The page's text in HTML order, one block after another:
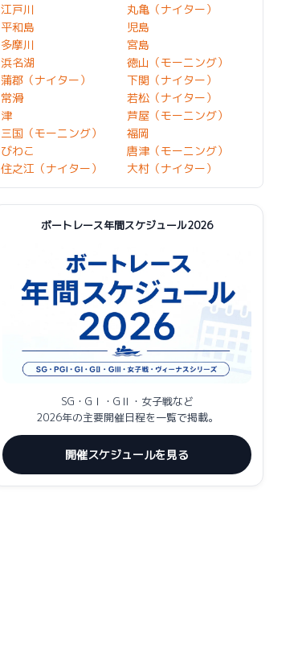
江戸川
平和島
多摩川
浜名湖
蒲郡（ナイター）
常滑
津
三国（モーニング）
びわこ
住之江（ナイター）
丸亀（ナイター）
児島
宮島
徳山（モーニング）
下関（ナイター）
若松（ナイター）
芦屋（モーニング）
福岡
唐津（モーニング）
大村（ナイター）
ボートレース年間スケジュール2026
SG・GⅠ・GⅡ・女子戦など
2026年の主要開催日程を一覧で掲載。
開催スケジュールを見る